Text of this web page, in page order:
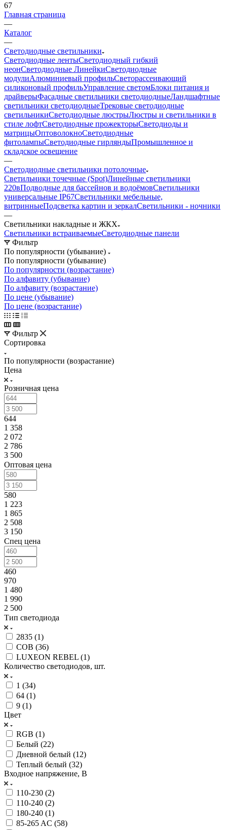
67
Главная страница
—
Каталог
—
Светодиодные светильники
Светодиодные лентыСветодиодный гибкий
неонСветодиодные ЛинейкиСветодиодные
модулиАлюминиевый профильСветорассеивающий
силиконовый профильУправление светомБлоки питания и
драйверыФасадные светильники светодиодныеЛандшафтные
светильники светодиодныеТрековые светодиодные
светильникиСветодиодные люстрыЛюстры и светильники в
стиле лофтСветодиодные прожекторыСветодиоды и
матрицыОптоволокноСветодиодные
фитолампыСветодиодные гирляндыПромышленное и
складское освещение
—
Светодиодные светильники потолочные
Светильники точечные (Spot)Линейные светильники
220вПодводные для бассейнов и водоёмовСветильники
универсальные IP67Светильники мебельные,
витринныеПодсветка картин и зеркалСветильники - ночники
—
Светильники накладные и ЖКХ
Светильники встраиваемыеСветодиодные панели
Фильтр
По популярности (убывание)
По популярности (убывание)
По популярности (возрастание)
По алфавиту (убывание)
По алфавиту (возрастание)
По цене (убывание)
По цене (возрастание)
Фильтр
Сортировка
По популярности (возрастание)
Цена
Розничная цена
644
1 358
2 072
2 786
3 500
Оптовая цена
580
1 223
1 865
2 508
3 150
Спец цена
460
970
1 480
1 990
2 500
Тип светодиода
2835 (1)
COB (36)
LUXEON REBEL (1)
Количество светодиодов, шт.
1 (34)
64 (1)
9 (1)
Цвет
RGB (1)
Белый (22)
Дневной белый (12)
Теплый белый (32)
Входное напряжение, В
110-230 (2)
110-240 (2)
180-240 (1)
85-265 AC (58)